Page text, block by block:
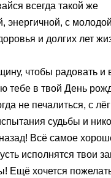
всегда такой же
энергичной, с
и долгих лет
чтобы радовать и
тебе в твой День
не печалиться, с
судьбы и
Всё самое
исполнятся твои
Ещё хочется